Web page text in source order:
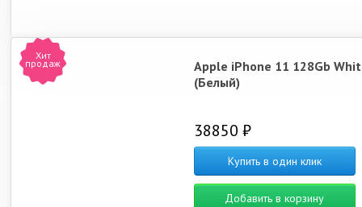
Хит
продаж
Apple iPhone 11 128Gb
(Белый)
38850 ₽
Купить в один клик
Добавить в корзину